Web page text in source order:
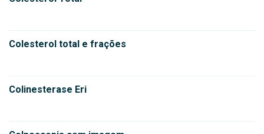
Colesterol total e frações
Colinesterase Eri